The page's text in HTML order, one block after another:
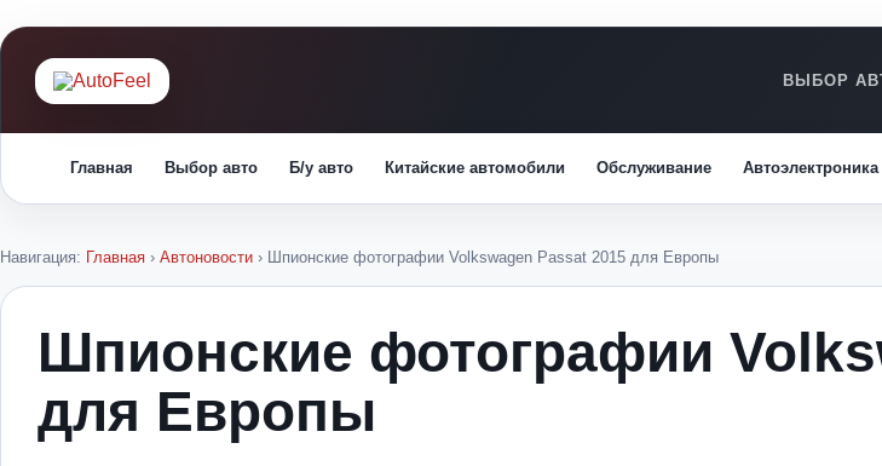
Главная Выбор авто Б/у авто Китайские автомобили Обслуживание Автоэлектроника
Навигация: Главная › Автоновости › Шпионские фотографии Volkswagen Passat 2015 для Европы
Шпионские фотографии
для Европы